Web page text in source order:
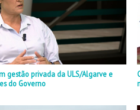
gestão privada da ULS/Algarve e
do Governo